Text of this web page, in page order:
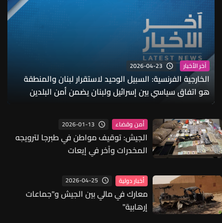
آخر الأخبار 2026-04-23
الخارجية الفرنسية: السبيل الوحيد لاستقرار لبنان والمنطقة
هو اتفاق سياسي بين إسرائيل ولبنان يضمن أمن البلدين
أمن وقضاء 2026-01-13
الجيش: توقيف مواطن في طبرجا لترويجه
المخدرات وآخر في إيعات
أخبار دولية 2026-04-25
معارك في مالي بين الجيش و"جماعات
إرهابية"